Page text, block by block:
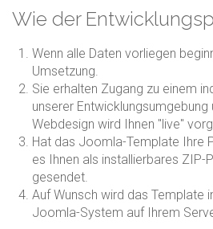
Wie der
Wenn alle Daten vorliegen
Umsetzung.
Sie erhalten Zugang zu einem
unserer
Webdesign wird Ihnen "live"
Hat das Joomla-Template Ihre
es Ihnen als installierbares ZIP-
gesendet.
Auf Wunsch wird das Template
Joomla-System auf Ihrem